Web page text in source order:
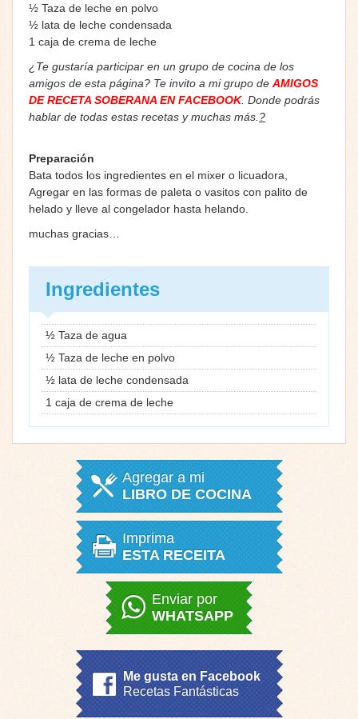
½ Taza de leche en polvo
½ lata de leche condensada
1 caja de crema de leche
¿Te gustaría participar en un grupo de cocina de los
amigos de esta página? Te invito a mi grupo de AMIGOS
DE RECETA SOBERANA EN FACEBOOK. Donde podrás
hablar de todas estas recetas y muchas más. ?
Preparación
Bata todos los ingredientes en el mixer o licuadora,
Agregar en las formas de paleta o vasitos con palito de
helado y lleve al congelador hasta helando.
muchas gracias…
Ingredientes
½ Taza de agua
½ Taza de leche en polvo
½ lata de leche condensada
1 caja de crema de leche
Agregar a mi
LIBRO DE COCINA
Imprima
ESTA RECEITA
Enviar por
WHATSAPP
Me gusta en Facebook
Recetas Fantásticas